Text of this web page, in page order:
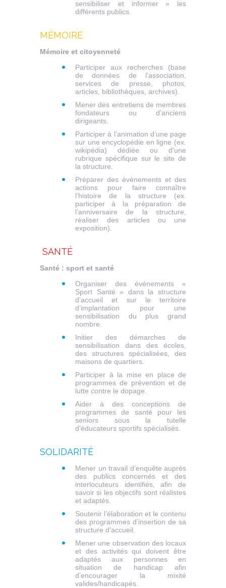
sensibiliser et informer » les
différents publics.
MÉMOIRE
Mémoire et citoyenneté
Participer aux recherches (base
de données de l’association,
services de presse, photos,
articles, bibliothèques, archives).
Mener des entretiens de membres
fondateurs ou d’anciens
dirigeants.
Participer à l’animation d’une page
sur une encyclopédie en ligne (ex.
wikipédia) dédiée ou d’une
rubrique spécifique sur le site de
la structure.
Préparer des évènements et des
actions pour faire connaître
l’histoire de la structure (ex.
participer à la préparation de
l’anniversaire de la structure,
réaliser des articles ou une
exposition).
SANTÉ
Santé : sport et santé
Organiser des événements «
Sport Santé » dans la structure
d’accueil et sur le territoire
d’implantation pour une
sensibilisation du plus grand
nombre.
Initier des démarches de
sensibilisation dans des écoles,
des structures spécialisées, des
maisons de quartiers.
Participer à la mise en place de
programmes de prévention et de
lutte contre le dopage.
Aider à des conceptions de
programmes de santé pour les
seniors sous la tutelle
d’éducateurs sportifs spécialisés.
SOLIDARITÉ
Mener un travail d’enquête auprès
des publics concernés et des
interlocuteurs identifiés, afin de
savoir si les objectifs sont réalistes
et adaptés.
Soutenir l’élaboration et le contenu
des programmes d’insertion de sa
structure d’accueil.
Mener une observation des locaux
et des activités qui doivent être
adaptés aux personnes en
situation de handicap afin
d’encourager la mixité
valides/handicapés.